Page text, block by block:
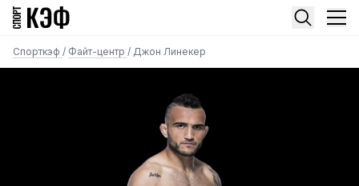
Спорткэф / Файт-центр / Джон Линекер